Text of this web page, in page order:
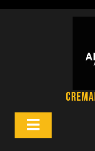
Botón